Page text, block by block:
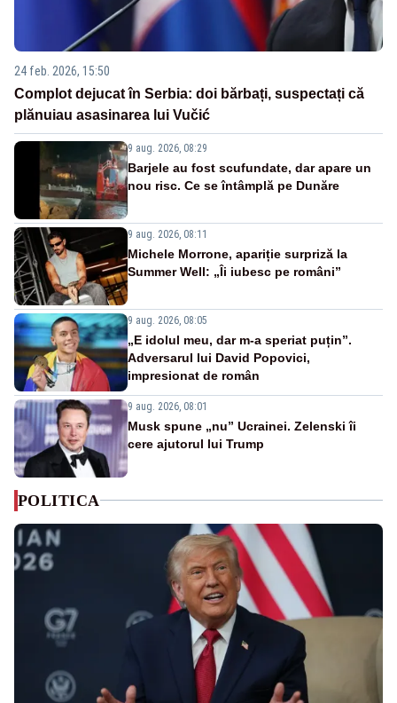
24 feb. 2026, 15:50
Complot dejucat în Serbia: doi bărbați, suspectați că
plănuiau asasinarea lui Vučić
9 aug. 2026, 08:29
Barjele au fost scufundate, dar apare un
nou risc. Ce se întâmplă pe Dunăre
9 aug. 2026, 08:11
Michele Morrone, apariție surpriză la
Summer Well: „Îi iubesc pe români”
9 aug. 2026, 08:05
„E idolul meu, dar m-a speriat puțin”.
Adversarul lui David Popovici,
impresionat de român
9 aug. 2026, 08:01
Musk spune „nu” Ucrainei. Zelenski îi
cere ajutorul lui Trump
POLITICA